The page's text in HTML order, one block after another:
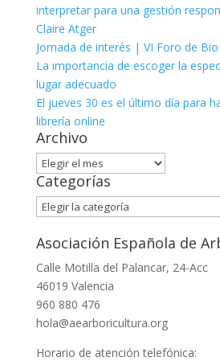
interpretar para una gestión
Claire Atger
Jornada de interés | VI Foro de
La importancia de escoger la
lugar adecuado
El jueves 30 es el último día para
librería online
Archivo
Archivo
Categorías
Categorías
Asociación Española de
Calle Motilla del Palancar, 24-Acc
46019 Valencia
960 880 476
hola@aearboricultura.org
Horario de atención telefónica: